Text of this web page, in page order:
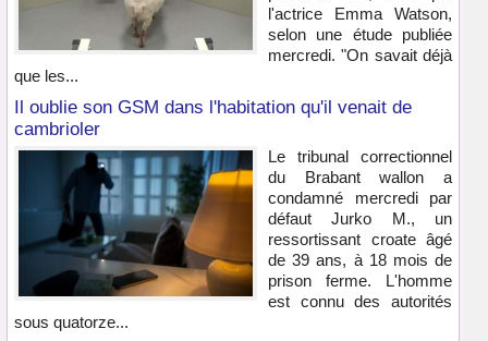
l'actrice Emma Watson,
selon une étude publiée
mercredi. "On savait déjà
que les...
Il oublie son GSM dans l'habitation qu'il venait de
cambrioler
Le tribunal correctionnel
du Brabant wallon a
condamné mercredi par
défaut Jurko M., un
ressortissant croate âgé
de 39 ans, à 18 mois de
prison ferme. L'homme
est connu des autorités
sous quatorze...